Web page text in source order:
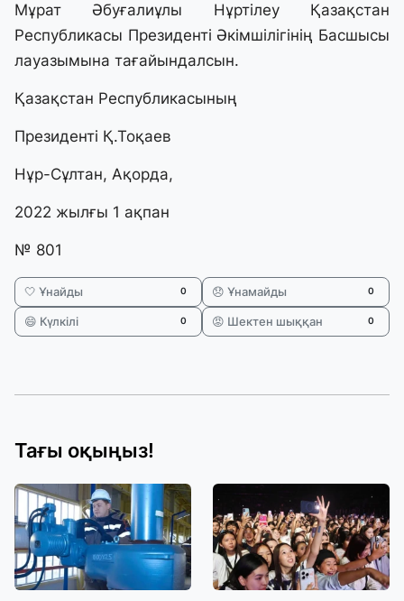
Мұрат Әбуғалиұлы Нұртілеу Қазақстан
Республикасы Президенті Әкімшілігінің Басшысы
лауазымына тағайындалсын.
Қазақстан Республикасының
Президенті Қ.Тоқаев
Нұр-Сұлтан, Ақорда,
2022 жылғы 1 ақпан
№ 801
🤍 Ұнайды 0 😞 Ұнамайды 0
😄 Күлкілі 0 😡 Шектен шыққан 0
Тағы оқыңыз!